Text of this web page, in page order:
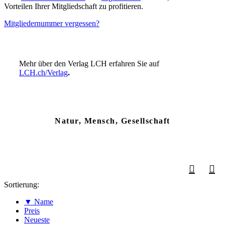
Vorteilen Ihrer Mitgliedschaft zu profitieren.
Mitgliedernummer vergessen?
Mehr über den Verlag LCH erfahren Sie auf
LCH.ch/Verlag.
Natur, Mensch, Gesellschaft
Sortierung:
▼ Name
Preis
Neueste